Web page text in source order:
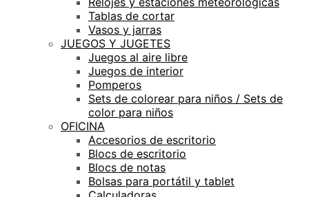
Tablas de cortar
Vasos y jarras
JUEGOS Y JUGETES
Juegos al aire libre
Juegos de interior
Pomperos
Sets de colorear para niños / Sets de
color para niños
OFICINA
Accesorios de escritorio
Blocs de escritorio
Blocs de notas
Bolsas para portátil y tablet